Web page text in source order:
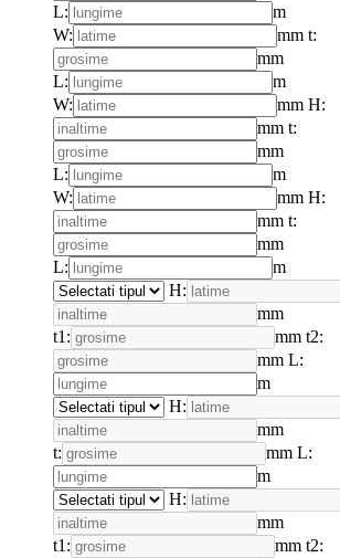
L:
m
W:
mm t:
mm
L:
m
W:
mm H:
mm t:
mm
L:
m
W:
mm H:
mm t:
mm
L:
m
H:
mm
t1:
mm t2:
mm L:
m
H:
mm
t:
mm L:
m
H:
mm
t1:
mm t2: